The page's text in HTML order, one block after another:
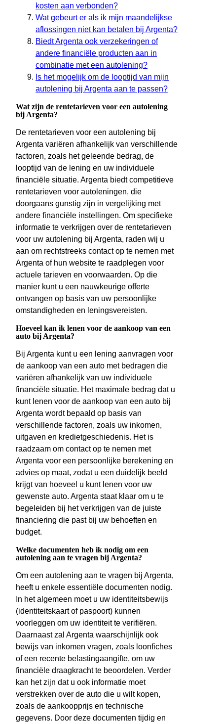
kosten aan verbonden?
Wat gebeurt er als ik mijn maandelijkse
aflossingen niet kan betalen bij Argenta?
Biedt Argenta ook verzekeringen of
andere financiële producten aan in
combinatie met een autolening?
Is het mogelijk om de looptijd van mijn
autolening bij Argenta aan te passen?
Wat zijn de rentetarieven voor een autolening
bij Argenta?
De rentetarieven voor een autolening bij
Argenta variëren afhankelijk van verschillende
factoren, zoals het geleende bedrag, de
looptijd van de lening en uw individuele
financiële situatie. Argenta biedt competitieve
rentetarieven voor autoleningen, die
doorgaans gunstig zijn in vergelijking met
andere financiële instellingen. Om specifieke
informatie te verkrijgen over de rentetarieven
voor uw autolening bij Argenta, raden wij u
aan om rechtstreeks contact op te nemen met
Argenta of hun website te raadplegen voor
actuele tarieven en voorwaarden. Op die
manier kunt u een nauwkeurige offerte
ontvangen op basis van uw persoonlijke
omstandigheden en leningsvereisten.
Hoeveel kan ik lenen voor de aankoop van een
auto bij Argenta?
Bij Argenta kunt u een lening aanvragen voor
de aankoop van een auto met bedragen die
variëren afhankelijk van uw individuele
financiële situatie. Het maximale bedrag dat u
kunt lenen voor de aankoop van een auto bij
Argenta wordt bepaald op basis van
verschillende factoren, zoals uw inkomen,
uitgaven en kredietgeschiedenis. Het is
raadzaam om contact op te nemen met
Argenta voor een persoonlijke berekening en
advies op maat, zodat u een duidelijk beeld
krijgt van hoeveel u kunt lenen voor uw
gewenste auto. Argenta staat klaar om u te
begeleiden bij het verkrijgen van de juiste
financiering die past bij uw behoeften en
budget.
Welke documenten heb ik nodig om een
autolening aan te vragen bij Argenta?
Om een autolening aan te vragen bij Argenta,
heeft u enkele essentiële documenten nodig.
In het algemeen moet u uw identiteitsbewijs
(identiteitskaart of paspoort) kunnen
voorleggen om uw identiteit te verifiëren.
Daarnaast zal Argenta waarschijnlijk ook
bewijs van inkomen vragen, zoals loonfiches
of een recente belastingaangifte, om uw
financiële draagkracht te beoordelen. Verder
kan het zijn dat u ook informatie moet
verstrekken over de auto die u wilt kopen,
zoals de aankoopprijs en technische
gegevens. Door deze documenten tijdig en